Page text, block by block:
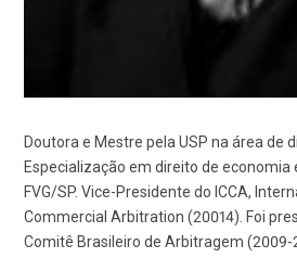
Doutora e Mestre pela USP na área de
Especialização em direito de economia
FVG/SP. Vice-Presidente do ICCA,
Commercial Arbitration (20014). Foi
Comitê Brasileiro de Arbitragem (2009-